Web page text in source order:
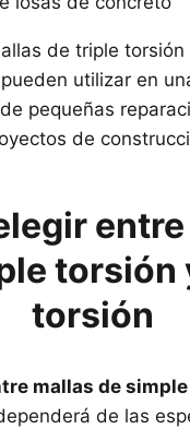
de triple torsión
utilizar en
pequeñas
de
torsión
torsión
mallas de
de las